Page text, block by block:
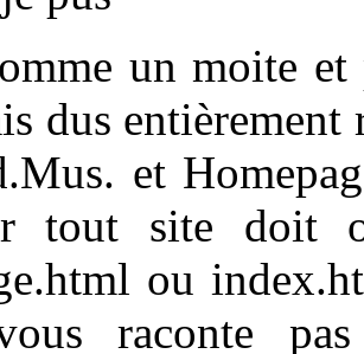
un moite et
dus entièrement
et
tout site doit
ou
raconte